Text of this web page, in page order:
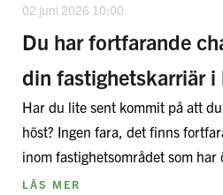
02 juni 2026 10:00
Du har fortfarande
din fastighetskarriär i
Har du lite sent kommit på att
höst? Ingen fara, det finns
inom fastighetsområdet som har
LÄS MER